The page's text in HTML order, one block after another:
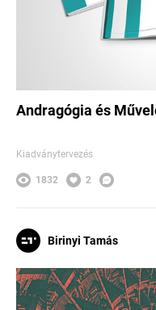
Andragógia és
Kiadványtervezés
1832 2
Birinyi Tamás